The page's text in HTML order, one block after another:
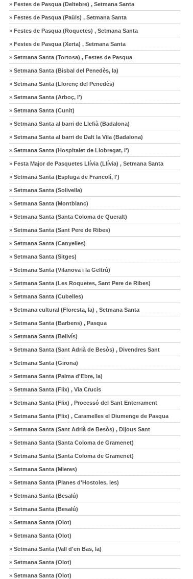
» Festes de Pasqua (Deltebre) , Setmana Santa
» Festes de Pasqua (Paüls) , Setmana Santa
» Festes de Pasqua (Roquetes) , Setmana Santa
» Festes de Pasqua (Xerta) , Setmana Santa
» Setmana Santa (Tortosa) , Festes de Pasqua
» Setmana Santa (Bisbal del Penedès, la)
» Setmana Santa (Llorenç del Penedès)
» Setmana Santa (Arboç, l')
» Setmana Santa (Cunit)
» Setmana Santa al barri de Llefià (Badalona)
» Setmana Santa al barri de Dalt la Vila (Badalona)
» Setmana Santa (Hospitalet de Llobregat, l')
» Festa Major de Pasquetes Llívia (Llívia) , Setmana Santa
» Setmana Santa (Espluga de Francolí, l')
» Setmana Santa (Solivella)
» Setmana Santa (Montblanc)
» Setmana Santa (Santa Coloma de Queralt)
» Setmana Santa (Sant Pere de Ribes)
» Setmana Santa (Canyelles)
» Setmana Santa (Sitges)
» Setmana Santa (Vilanova i la Geltrú)
» Setmana Santa (Les Roquetes, Sant Pere de Ribes)
» Setmana Santa (Cubelles)
» Setmana cultural (Floresta, la) , Setmana Santa
» Setmana Santa (Barbens) , Pasqua
» Setmana Santa (Bellvís)
» Setmana Santa (Sant Adrià de Besòs) , Divendres Sant
» Setmana Santa (Girona)
» Setmana Santa (Palma d'Ebre, la)
» Setmana Santa (Flix) , Via Crucis
» Setmana Santa (Flix) , Processó del Sant Enterrament
» Setmana Santa (Flix) , Caramelles el Diumenge de Pasqua
» Setmana Santa (Sant Adrià de Besòs) , Dijous Sant
» Setmana Santa (Santa Coloma de Gramenet)
» Setmana Santa (Santa Coloma de Gramenet)
» Setmana Santa (Mieres)
» Setmana Santa (Planes d'Hostoles, les)
» Setmana Santa (Besalú)
» Setmana Santa (Besalú)
» Setmana Santa (Olot)
» Setmana Santa (Olot)
» Setmana Santa (Vall d'en Bas, la)
» Setmana Santa (Olot)
» Setmana Santa (Olot)